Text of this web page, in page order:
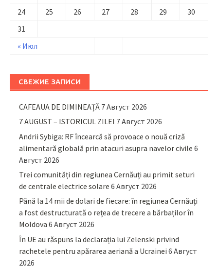
« Июл
24
25 26 27 28 29
30
31
СВЕЖИЕ ЗАПИСИ
CAFEAUA DE DIMINEAȚĂ 7 Август 2026
7 AUGUST – ISTORICUL ZILEI 7 Август 2026
Andrii Sybiga: RF încearcă să provoace o nouă criză
alimentară globală prin atacuri asupra navelor civile 6
Август 2026
Trei comunități din regiunea Cernăuți au primit seturi
de centrale electrice solare 6 Август 2026
Până la 14 mii de dolari de fiecare: în regiunea Cernăuți
a fost destructurată o rețea de trecere a bărbaților în
Moldova 6 Август 2026
În UE au răspuns la declarația lui Zelenski privind
rachetele pentru apărarea aeriană a Ucrainei 6 Август
2026